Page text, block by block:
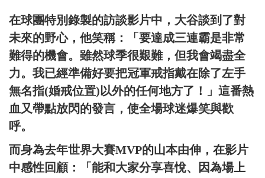
在球團特別錄製的訪談影片中，大谷談到了對
未來的野心，他笑稱：「要達成三連霸是非常
難得的機會。雖然球季很艱難，但我會竭盡全
力。我已經準備好要把冠軍戒指戴在除了左手
無名指(婚戒位置)以外的任何地方了！」這番熱
血又帶點放閃的發言，使全場球迷爆笑與歡
呼。
而身為去年世界大賽MVP的山本由伸，在影片
中感性回顧：「能和大家分享喜悅、因為場上